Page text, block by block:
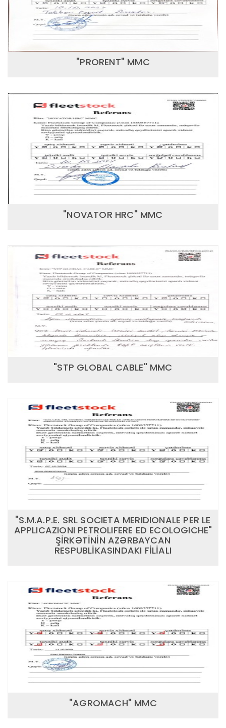
"PRORENT" MMC
"NOVATOR HRC" MMC
"STP GLOBAL CABLE" MMC
"S.M.A.P.E. SRL SOCIETA MERIDIONALE PER LE
APPLICAZIONI PETROLIFERE ED ECOLOGICHE"
ŞİRKƏTİNİN AZƏRBAYCAN
RESPUBLİKASINDAKI FİLİALI
"AGROMACH" MMC